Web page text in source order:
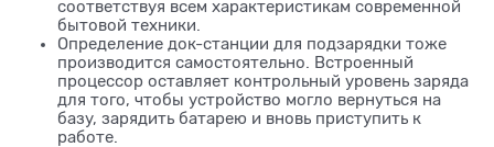
соответствуя всем характеристикам современной
бытовой техники.
Определение док-станции для подзарядки тоже
производится самостоятельно. Встроенный
процессор оставляет контрольный уровень заряда
для того, чтобы устройство могло вернуться на
базу, зарядить батарею и вновь приступить к
работе.